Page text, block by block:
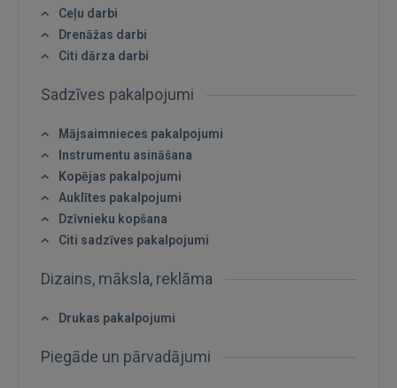
Ceļu darbi
Drenāžas darbi
Citi dārza darbi
Sadzīves pakalpojumi
Mājsaimnieces pakalpojumi
Instrumentu asināšana
Kopējas pakalpojumi
Auklītes pakalpojumi
Dzīvnieku kopšana
Citi sadzīves pakalpojumi
Dizains, māksla, reklāma
Drukas pakalpojumi
Piegāde un pārvadājumi